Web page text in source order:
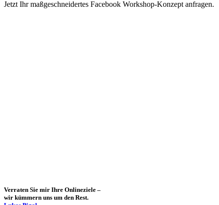
Jetzt Ihr maßgeschneidertes Facebook Workshop-Konzept anfragen.
Verraten Sie mir Ihre Onlineziele –
wir kümmern uns um den Rest.